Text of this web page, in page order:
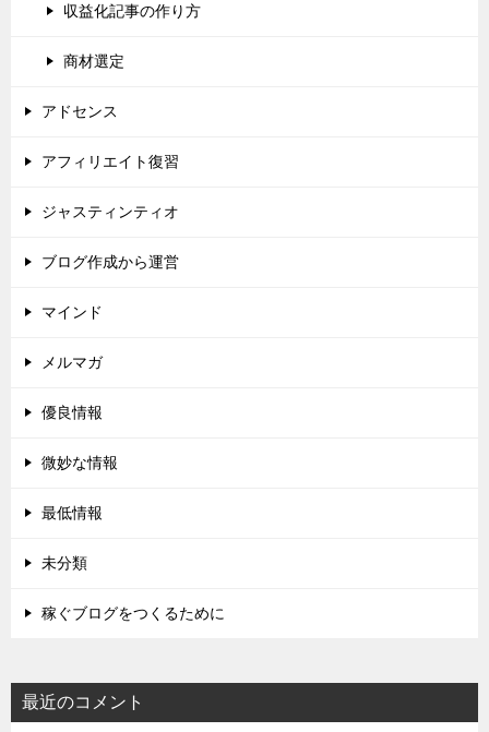
収益化記事の作り方
商材選定
アドセンス
アフィリエイト復習
ジャスティンティオ
ブログ作成から運営
マインド
メルマガ
優良情報
微妙な情報
最低情報
未分類
稼ぐブログをつくるために
最近のコメント